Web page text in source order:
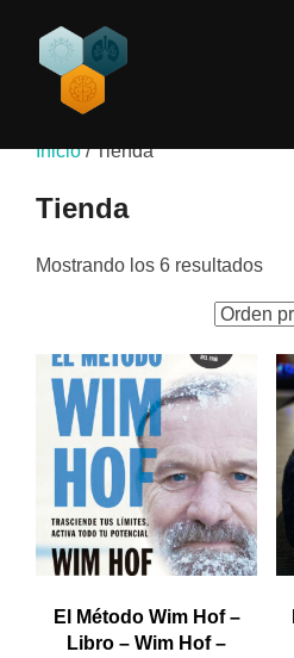
contenido
Inicio/ Tienda
Tienda
Mostrando los 6 resultados
El Método Wim Hof –
Libro – Wim Hof –